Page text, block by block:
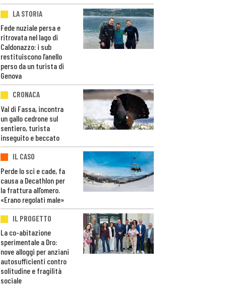
LA STORIA
Fede nuziale persa e
ritrovata nel lago di
Caldonazzo: i sub
restituiscono l’anello
perso da un turista di
Genova
CRONACA
Val di Fassa, incontra
un gallo cedrone sul
sentiero, turista
inseguito e beccato
IL CASO
Perde lo sci e cade, fa
causa a Decathlon per
la frattura all’omero.
«Erano regolati male»
IL PROGETTO
La co-abitazione
sperimentale a Dro:
nove alloggi per anziani
autosufficienti contro
solitudine e fragilità
sociale